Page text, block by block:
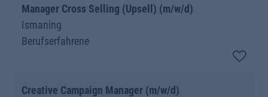
Manager Cross Selling (Upsell) (m/w/d)
Ismaning
Berufserfahrene
Creative Campaign Manager (m/w/d)